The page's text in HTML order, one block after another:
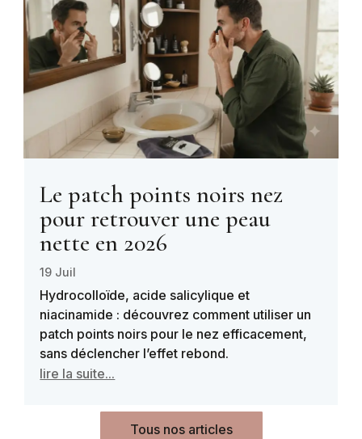
Le patch points noirs nez
pour retrouver une peau
nette en 2026
19 Juil
Hydrocolloïde, acide salicylique et
niacinamide : découvrez comment utiliser un
patch points noirs pour le nez efficacement,
sans déclencher l’effet rebond.
lire la suite...
Tous nos articles